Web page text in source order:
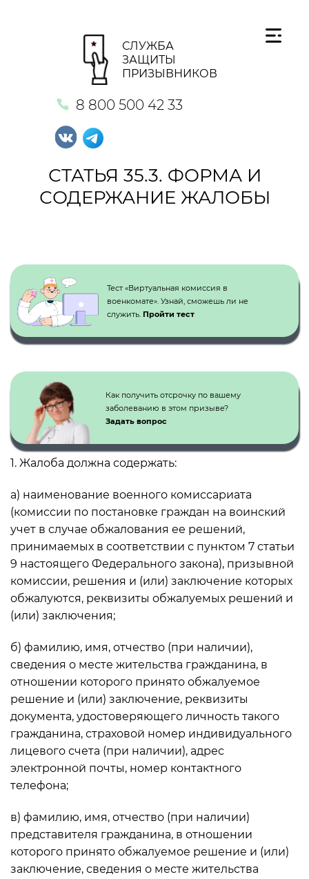
СЛУЖБА
ЗАЩИТЫ
ПРИЗЫВНИКОВ
8 800 500 42 33
СТАТЬЯ 35.3. ФОРМА И
СОДЕРЖАНИЕ ЖАЛОБЫ
Тест «Виртуальная комиссия в
военкомате». Узнай, сможешь ли не
служить. Пройти тест
Как получить отсрочку по вашему
заболеванию в этом призыве?
Задать вопрос
1. Жалоба должна содержать:
а) наименование военного комиссариата
(комиссии по постановке граждан на воинский
учет в случае обжалования ее решений,
принимаемых в соответствии с пунктом 7 статьи
9 настоящего Федерального закона), призывной
комиссии, решения и (или) заключение которых
обжалуются, реквизиты обжалуемых решений и
(или) заключения;
б) фамилию, имя, отчество (при наличии),
сведения о месте жительства гражданина, в
отношении которого принято обжалуемое
решение и (или) заключение, реквизиты
документа, удостоверяющего личность такого
гражданина, страховой номер индивидуального
лицевого счета (при наличии), адрес
электронной почты, номер контактного
телефона;
в) фамилию, имя, отчество (при наличии)
представителя гражданина, в отношении
которого принято обжалуемое решение и (или)
заключение, сведения о месте жительства